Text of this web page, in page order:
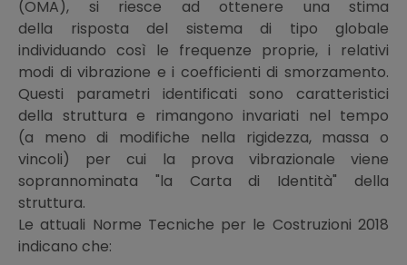
(OMA), si riesce ad ottenere una stima
della risposta del sistema di tipo globale
individuando così le frequenze proprie, i relativi
modi di vibrazione e i coefficienti di smorzamento.
Questi parametri identificati sono caratteristici
della struttura e rimangono invariati nel tempo
(a meno di modifiche nella rigidezza, massa o
vincoli) per cui la prova vibrazionale viene
soprannominata "la Carta di Identità" della
struttura.
Le attuali Norme Tecniche per le Costruzioni 2018
indicano che: